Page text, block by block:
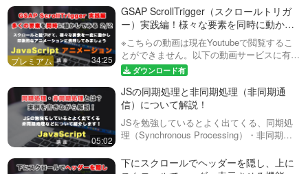
（Bubbling Phase）について説明していま
す…
34:25
GSAP ScrollTrigger（スクロールトリガ
ー）実践編！様々な要素を同時に動かし
て、より印象的なアニメーションを作
る。第２回目（全２回）
※こちらの動画は現在Youtubeで閲覧するこ
とができません。以下の動画サービスに有料
登録（プレミアム会員）することで閲覧可能
です。https://factory-programming-mv.co…
ダウンロード有
05:02
JSの同期処理と非同期処理（非同期通
信）について解説！
JSを勉強しているとよく出てくる、同期処
理（Synchronous Processing）・非同期処
説しています！あまり意識しない場面も…
下にスクロールでヘッダーを隠し、上に